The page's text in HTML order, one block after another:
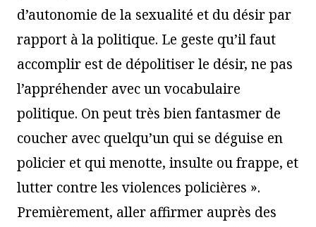
d’autonomie de la sexualité et du désir par
rapport à la politique. Le geste qu’il faut
accomplir est de dépolitiser le désir, ne pas
l’appréhender avec un vocabulaire
politique. On peut très bien fantasmer de
coucher avec quelqu’un qui se déguise en
policier et qui menotte, insulte ou frappe, et
lutter contre les violences policières ».
Premièrement, aller affirmer auprès des